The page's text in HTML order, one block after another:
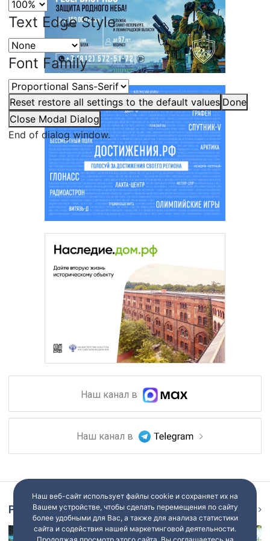
Text Edge Style
Font Family
Reset restore all settings to the default values Done
Close Modal Dialog
End of dialog window.
Наш канал в
Наш канал в
Репортаж
Наш веб-сайт использует файлы cookie и сохраняет их на
Вашем устройстве, чтобы сделать перемещения по сайту
более удобными для Вас, а также для анализа статистики
сайта и содействия нашей маркетинговой деятельности.
Продолжая просмотр этого сайта, Вы соглашаетесь на